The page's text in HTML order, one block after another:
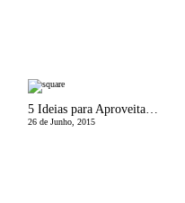
5 Ideias para Aproveitar Melhor o Fim-de-Semana
26 de Junho, 2015